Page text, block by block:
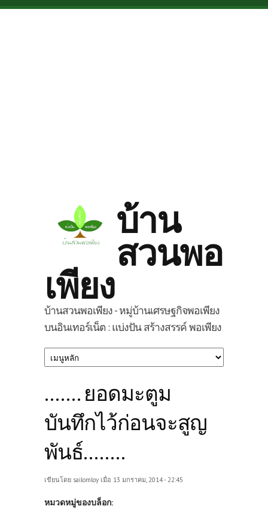
Skip to main content
บ้าน
สวนพอ
เพียง
บ้านสวนพอเพียง - หมู่บ้านเศรษฐกิจพอเพียง
บนอินเทอร์เน็ต : แบ่งปัน สร้างสรรค์ พอเพียง
....... ยอดมะตูม
บันทึกไว้ก่อนจะสูญ
พันธ์........
เขียนโดย sailomloy เมื่อ 13 มกราคม, 2014 - 22:45
หมวดหมู่ของบล็อก: